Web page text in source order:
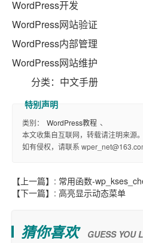
WordPress开发
WordPress网站验证
WordPress内部管理
WordPress网站维护
分类：中文手册
类别： WordPress教程 、
本文收集自互联网，转载请注明来源。
如有侵权，请联系
【上一篇】: 常用函数-
【下一篇】: 高亮显示动态菜单
猜你喜欢 GUESS YOU